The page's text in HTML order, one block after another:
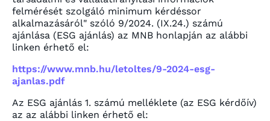
felmérését szolgáló minimum kérdéssor
alkalmazásáról" szóló 9/2024. (IX.24.) számú
ajánlása (ESG ajánlás) az MNB honlapján az alábbi
linken érhető el:
https://www.mnb.hu/letoltes/9-2024-esg-
ajanlas.pdf
Az ESG ajánlás 1. számú melléklete (az ESG kérdőív)
az az alábbi linken érhető el: